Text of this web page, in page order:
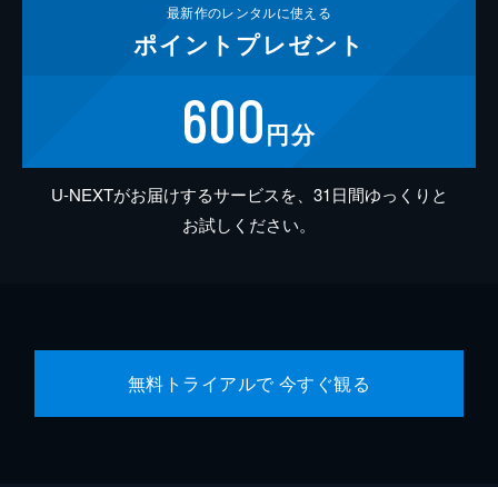
最新作のレンタルに使える
ポイント プレゼント
600円分
U-NEXTがお届けするサービスを、31日間ゆっくりと
お試しください。
無料トライアルで 今すぐ観る